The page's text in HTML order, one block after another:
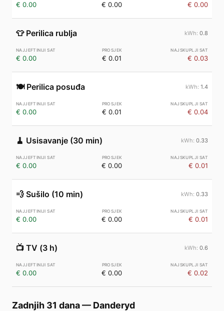
€ 0.00 € 0.00 € 0.00
👕 Perilica rublja 0.8
€ 0.00 € 0.01 € 0.03
🍽️ Perilica posuđa 1.4
€ 0.00 € 0.01 € 0.04
🧹 Usisavanje (30 min) 0.33
€ 0.00 € 0.00 € 0.01
💨 Sušilo (10 min) 0.33
€ 0.00 € 0.00 € 0.01
📺 TV (3 h) 0.6
€ 0.00 € 0.00 € 0.02
Zadnjih 31 dana— Danderyd